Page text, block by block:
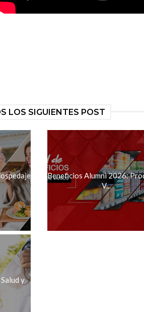
LOS SIGUIENTES POST
Beneficios Alumni 2026:
V...
y